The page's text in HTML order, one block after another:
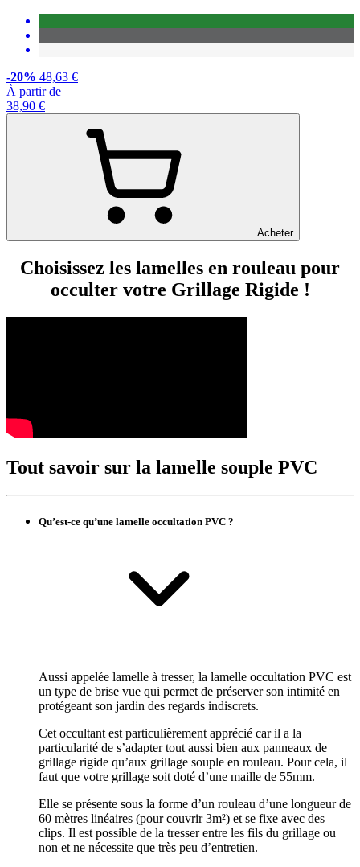
-20% 48,63 €
À partir de
38,90 €
Acheter
Choisissez les lamelles en rouleau pour
occulter votre Grillage Rigide !
Tout savoir sur la lamelle souple PVC
Qu’est-ce qu’une lamelle occultation PVC ?
Aussi appelée lamelle à tresser, la lamelle occultation PVC est
un type de brise vue qui permet de préserver son intimité en
protégeant son jardin des regards indiscrets.
Cet occultant est particulièrement apprécié car il a la
particularité de s’adapter tout aussi bien aux panneaux de
grillage rigide qu’aux grillage souple en rouleau. Pour cela, il
faut que votre grillage soit doté d’une maille de 55mm.
Elle se présente sous la forme d’un rouleau d’une longueur de
60 mètres linéaires (pour couvrir 3m²) et se fixe avec des
clips. Il est possible de la tresser entre les fils du grillage ou
non et ne nécessite que très peu d’entretien.